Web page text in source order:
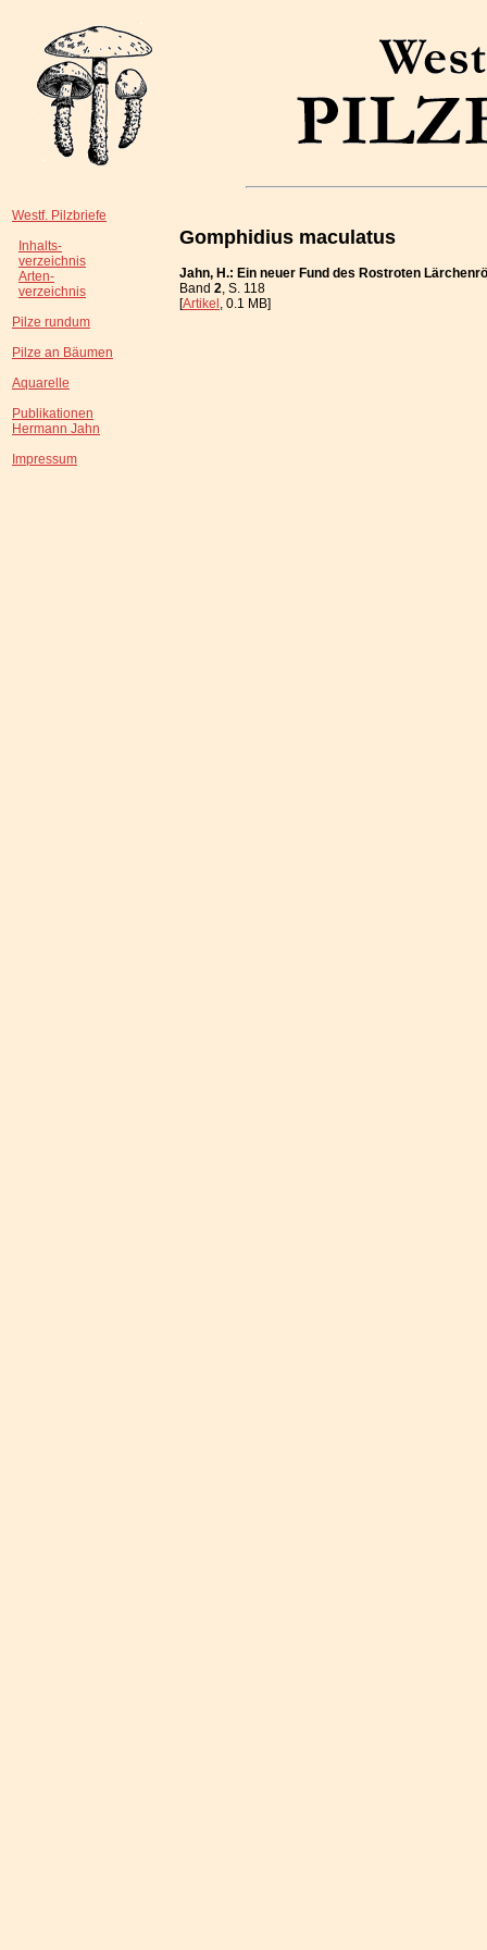
Westf. Pilzbriefe
Inhalts-
verzeichnis
Arten-
verzeichnis
Pilze rundum
Pilze an Bäumen
Aquarelle
Publikationen
Hermann Jahn
Impressum
Gomphidius maculatus
Jahn, H.: Ein neuer Fund des Rostroten
Band 2, S. 118
[Artikel, 0.1 MB]